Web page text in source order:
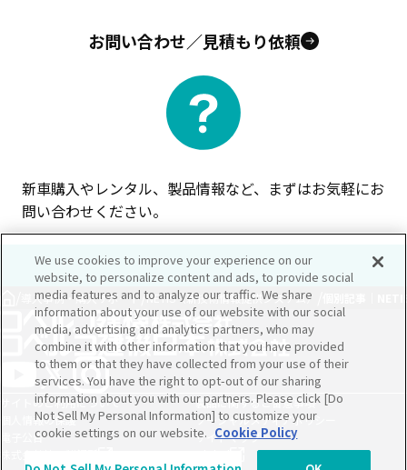
お問い合わせ／見積もり依頼
新車購入やレンタル、製品情報など、まずはお気軽にお
問い合わせください。
導入事例・購入サポート /NETIS（新技術情報提供システム）
サイトのご利用について
製品に関するご留意事項
個人情報の保護
ソーシャルメディアポリシー
電子公告
サイトマップ
We use cookies to improve your experience on our
website, to personalize content and ads, to provide social
media features and to analyze our traffic. We share
information about your use of our website with our social
media, advertising and analytics partners, who may
combine it with other information that you have provided
to them or that they have collected from your use of their
services. You have the right to opt-out of our sharing
information about you with our partners. Please click [Do
Not Sell My Personal Information] to customize your
cookie settings on our website. Cookie Policy